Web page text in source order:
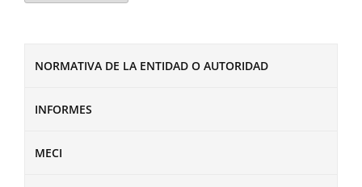
NORMATIVA DE LA ENTIDAD O AUTORIDAD
INFORMES
MECI